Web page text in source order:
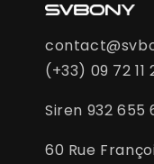
(+33) 09 72 11
Siren 932 655
60 Rue